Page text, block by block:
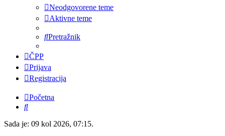
Neodgovorene teme
Aktivne teme
Pretražnik
ČPP
Prijava
Registracija
Početna
Pretražnik
Sada je: 09 kol 2026, 07:15.